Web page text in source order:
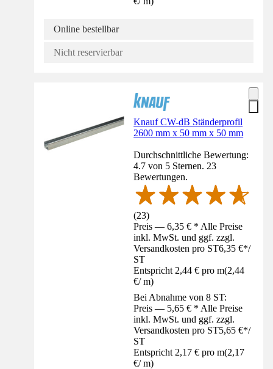
Online bestellbar
Nicht reservierbar
Knauf CW-dB Ständerprofil
2600 mm x 50 mm x 50 mm
Durchschnittliche Bewertung:
4.7 von 5 Sternen. 23
Bewertungen.
(23)
Preis — 6,35 € * Alle Preise
inkl. MwSt. und ggf. zzgl.
Versandkosten pro ST6,35 €*/
ST
Entspricht 2,44 € pro m(2,44
€/ m)
Bei Abnahme von 8 ST:
Preis — 5,65 € * Alle Preise
inkl. MwSt. und ggf. zzgl.
Versandkosten pro ST5,65 €*/
ST
Entspricht 2,17 € pro m(2,17
€/ m)